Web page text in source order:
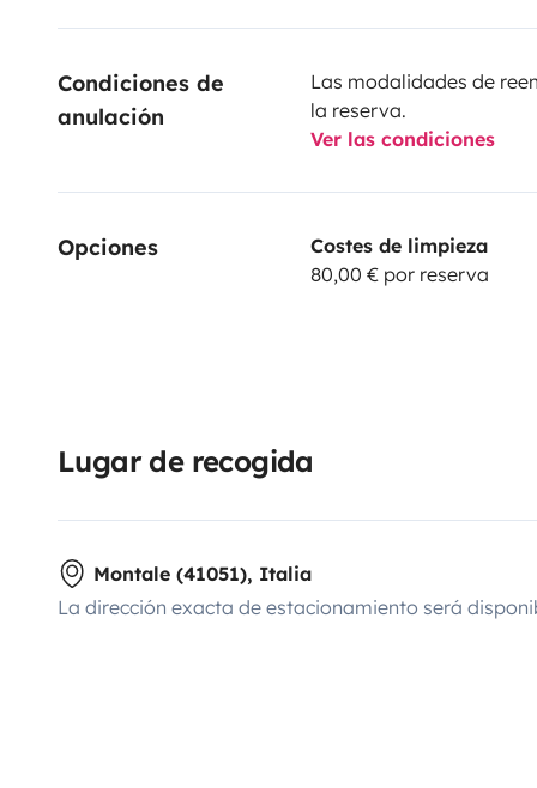
Condiciones de
anulación
Las modalidades de
la reserva.
Ver las condiciones
Opciones
Costes de limpieza
80,00 € por reserva
Lugar de recogida
Montale (41051), Italia
La dirección exacta de estacionamiento será